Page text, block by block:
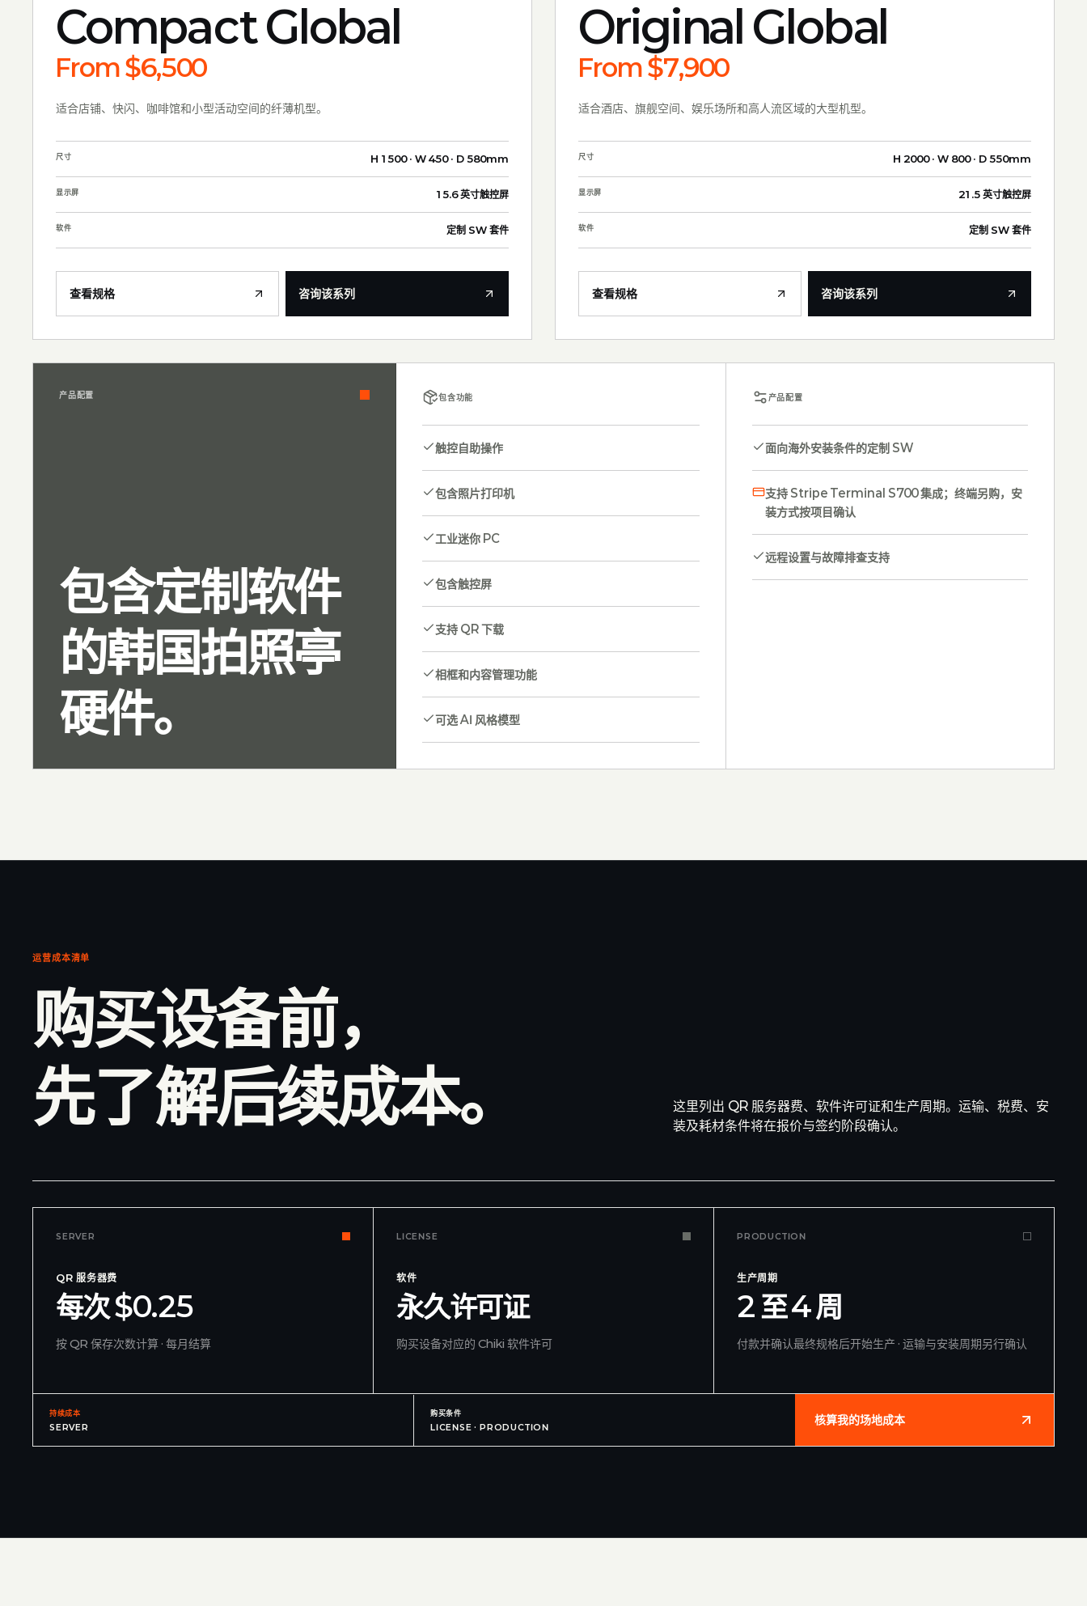
Compact Global
From $6,500
适合店铺、快闪、咖啡馆和小型活动空间的纤薄机型。
尺寸 H 1500 · W 450 · D 580mm
显示屏 15.6 英寸触控屏
软件 定制 SW 套件
查看规格 咨询该系列
Original Global
From $7,900
适合酒店、旗舰空间、娱乐场所和高人流区域的大型机型。
尺寸 H 2000 · W 800 · D 550mm
显示屏 21.5 英寸触控屏
软件 定制 SW 套件
查看规格 咨询该系列
产品配置
包含定制软件
的韩国拍照亭
硬件。
包含功能
触控自助操作
包含照片打印机
工业迷你 PC
包含触控屏
支持 QR 下载
相框和内容管理功能
可选 AI 风格模型
产品配置
面向海外安装条件的定制 SW
支持 Stripe Terminal S700 集成；终端另购，安
装方式按项目确认
远程设置与故障排查支持
运营成本清单
购买设备前，
先了解后续成本。
这里列出 QR 服务器费、软件许可证和生产周期。运输、税费、安
装及耗材条件将在报价与签约阶段确认。
SERVER
QR 服务器费
每次 $0.25
按 QR 保存次数计算 · 每月结算
LICENSE
软件
永久许可证
购买设备对应的 Chiki 软件许可
PRODUCTION
生产周期
2 至 4 周
付款并确认最终规格后开始生产 · 运输与安装周期另行确认
持续成本
SERVER
购买条件
LICENSE · PRODUCTION
核算我的场地成本